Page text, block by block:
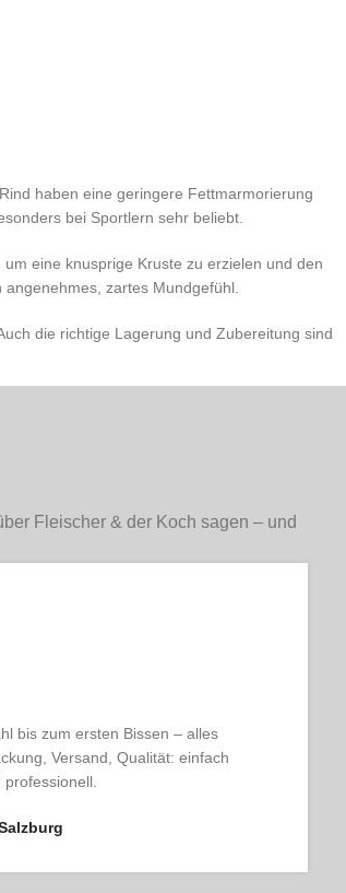
haben eine geringere Fettmarmorierung
bei Sportlern sehr beliebt.
eine knusprige Kruste zu erzielen und den
zartes Mundgefühl.
die richtige Lagerung und Zubereitung sind
Fleischer & der Koch sagen – und
Koch ist für mich das Maß der Dinge.
Ästhetik – alles so, wie man es sich